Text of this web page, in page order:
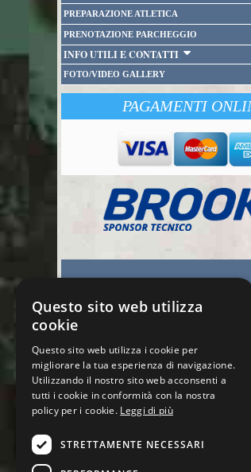
PREPARAZIONE ATLETICA
PRENOTAZIONE PARCHEGGIO
INFO UTILI E CONTATTI
FOTO/VIDEO GALLERY
PAGAMENTI
Questo sito web utilizza
cookie
Questo sito web utilizza i cookie per
migliorare la tua esperienza di navigazione.
Utilizzando il nostro sito web acconsenti a
tutti i cookie in conformità con la nostra
policy per i cookie. Leggi di più
STRETTAMENTE NECESSARI